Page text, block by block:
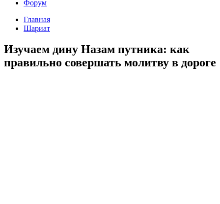
Форум
Главная
Шариат
Изучаем дину Назам путника: как
правильно совершать молитву в дороге